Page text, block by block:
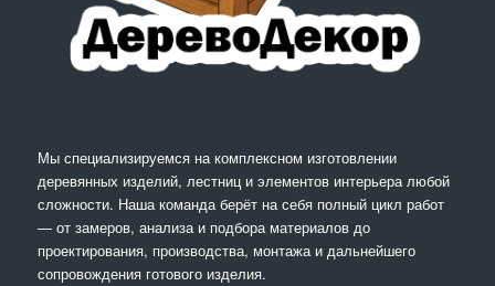
Мы специализируемся на комплексном изготовлении
деревянных изделий, лестниц и элементов интерьера любой
сложности. Наша команда берёт на себя полный цикл работ
— от замеров, анализа и подбора материалов до
проектирования, производства, монтажа и дальнейшего
сопровождения готового изделия.